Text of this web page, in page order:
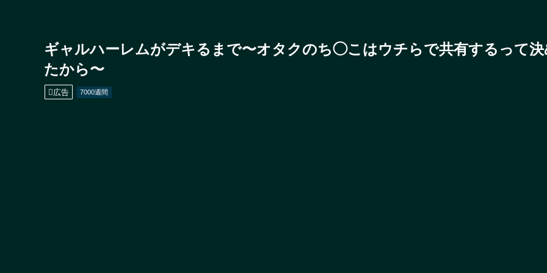
ギャルハーレムがデキるまで〜オタクのち◯こはウチらで共有するって決
たから〜
広告 7000週間